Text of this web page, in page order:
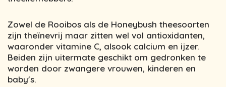
Zowel de Rooibos als de Honeybush theesoorten
zijn theïnevrij maar zitten wel vol antioxidanten,
waaronder vitamine C, alsook calcium en ijzer.
Beiden zijn uitermate geschikt om gedronken te
worden door zwangere vrouwen, kinderen en
baby's.